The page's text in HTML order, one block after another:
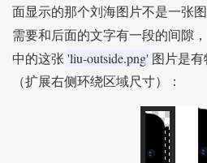
面显示的那个刘海图片不是一张
需要和后面的文字有一段的间隙，
中的这张 'liu-outside.png' 图片是
（扩展右侧环绕区域尺寸）：